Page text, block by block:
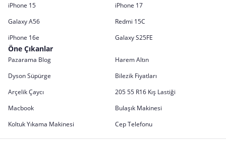
iPhone 15
iPhone 17
Galaxy A56
Redmi 15C
iPhone 16e
Galaxy S25FE
Öne Çıkanlar
Pazarama Blog
Harem Altın
Dyson Süpürge
Bilezik Fiyatları
Arçelik Çaycı
205 55 R16 Kış Lastiği
Macbook
Bulaşık Makinesi
Koltuk Yıkama Makinesi
Cep Telefonu